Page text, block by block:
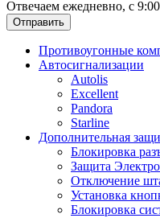
Отвечаем ежедневно, с
Отправить
Противоугонные
Автосигнализации
Autolis
Excellent
Pandora
Starline
Дополнительная
Блокировка
Защита
Отключение
Установка
Блокировка